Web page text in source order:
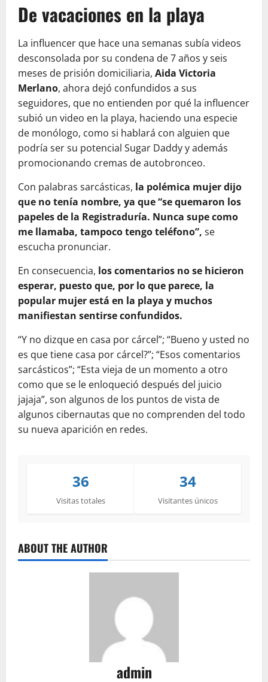
De vacaciones en la playa
La influencer que hace una semanas subía videos
desconsolada por su condena de 7 años y seis
meses de prisión domiciliaria, Aida Victoria
Merlano, ahora dejó confundidos a sus
seguidores, que no entienden por qué la influencer
subió un video en la playa, haciendo una especie
de monólogo, como si hablará con alguien que
podría ser su potencial Sugar Daddy y además
promocionando cremas de autobronceo.
Con palabras sarcásticas, la polémica mujer dijo
que no tenía nombre, ya que “se quemaron los
papeles de la Registraduría. Nunca supe como
me llamaba, tampoco tengo teléfono”, se
escucha pronunciar.
En consecuencia, los comentarios no se hicieron
esperar, puesto que, por lo que parece, la
popular mujer está en la playa y muchos
manifiestan sentirse confundidos.
“Y no dizque en casa por cárcel”; “Bueno y usted no
es que tiene casa por cárcel?”; “Esos comentarios
sarcásticos”; “Esta vieja de un momento a otro
como que se le enloqueció después del juicio
jajaja”, son algunos de los puntos de vista de
algunos cibernautas que no comprenden del todo
su nueva aparición en redes.
36
Visitas totales
34
Visitantes únicos
ABOUT THE AUTHOR
admin